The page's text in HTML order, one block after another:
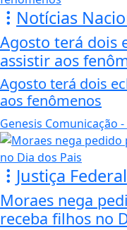
Notícias
Agosto terá dois
assistir aos
Agosto terá dois
aos fenômenos
Genesis Comunicação -
Justiça Federal
Moraes nega
receba filhos no